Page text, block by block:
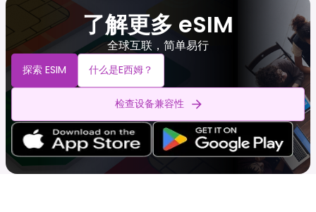
了解更多 eSIM
全球互联，简单易行
探索 ESIM 什么是e西姆？
检查设备兼容性